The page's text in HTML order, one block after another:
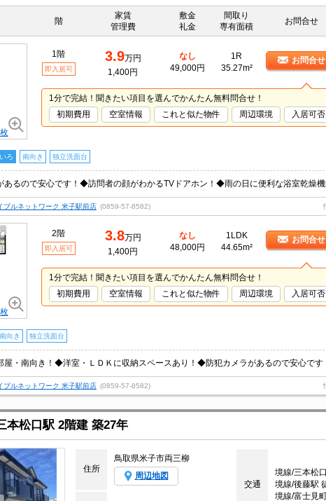
階
家賃
管理費
敷金
礼金
間取り
専有面積
お問合せ
1階
即入居可
3.9万円
1,400円
なし
49,000円
1R
35.27m²
お問合せ
1分で完結！聞きたい項目を選んでかんたん無料問合せ！
初期費用
空室情報 これと似た物件 周辺環境 入居可否
ろ 南向き 独立洗面台
るので安心です！◆訪問者の顔がわかるTVドアホン！◆雨の日に便利な浴室乾燥機
ブルネットワーク 米子駅前店 (0859-57-8582)
2階
即入居可
3.8万円
1,400円
なし
48,000円
1LDK
44.65m²
お問合せ
1分で完結！聞きたい項目を選んでかんたん無料問合せ！
初期費用
空室情報 これと似た物件 周辺環境 入居可否
南向き 独立洗面台
・南向き！◆洋室・ＬＤＫに収納スペースあり！◆防犯カメラがあるので安心です
ブルネットワーク 米子駅前店 (0859-57-8582)
本松口駅 2階建 築27年
住所
鳥取県米子市両三柳
周辺地図
交通
境線/三本松
境線/後藤駅
境線/富士見